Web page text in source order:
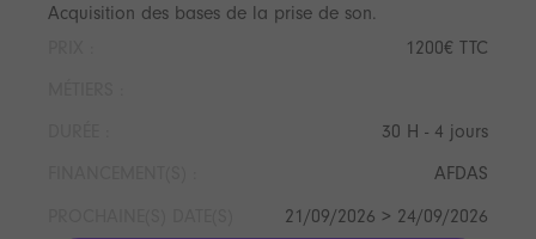
Acquisition des bases de la prise de son.
1200€ TTC
30 H - 4 jours
AFDAS
21/09/2026 > 24/09/2026